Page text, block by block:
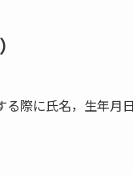
際に氏名，生年